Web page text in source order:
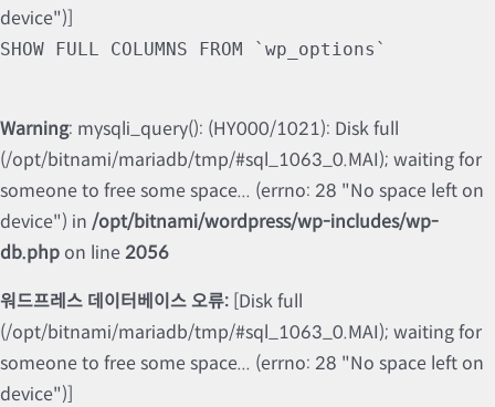
device")]
SHOW FULL COLUMNS FROM `wp_options`
Warning: mysqli_query(): (HY000/1021): Disk full
(/opt/bitnami/mariadb/tmp/#sql_1063_0.MAI); waiting for
someone to free some space... (errno: 28 "No space left on
device") in /opt/bitnami/wordpress/wp-includes/wp-
db.php on line2056
워드프레스 데이터베이스 오류: [Disk full
(/opt/bitnami/mariadb/tmp/#sql_1063_0.MAI); waiting for
someone to free some space... (errno: 28 "No space left on
device")]